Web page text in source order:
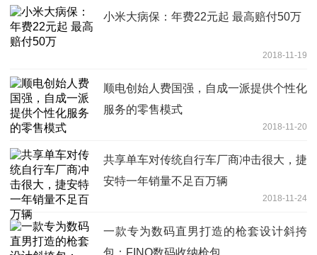
小米大病保：年费22元起 最高赔付50万
2018-11-19
顺电创始人费国强，自成一派提供个性化
服务的零售模式
2018-11-20
共享单车对传统自行车厂商冲击很大，捷
安特一年销量不足百万辆
2018-11-24
一款专为数码直男打造的枪套设计斜挎
包：FINO数码收纳枪包